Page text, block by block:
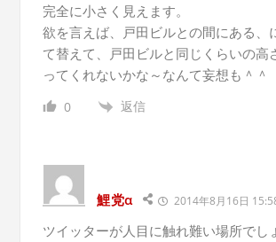
完全に小さく見えます。
欲を言えば、戸田ビルとの間にある、
て替えて、戸田ビルと同じくらいの高
ってくれないかな～なんて妄想も＾＾
0 返信
鯉党α 2014年8月16日
ツイッターが人目に触れ難い場所でし